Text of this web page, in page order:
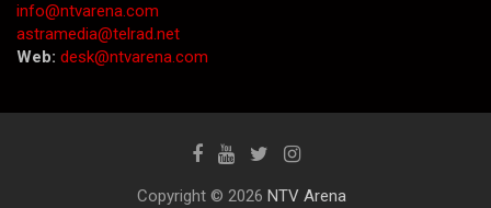
info@ntvarena.com
astramedia@telrad.net
Web: desk@ntvarena.com
Copyright © 2026 NTV Arena